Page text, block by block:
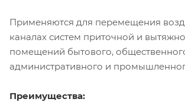
Применяются для перемещения
каналах систем приточной и
помещений бытового,
административного и
Преимущества: